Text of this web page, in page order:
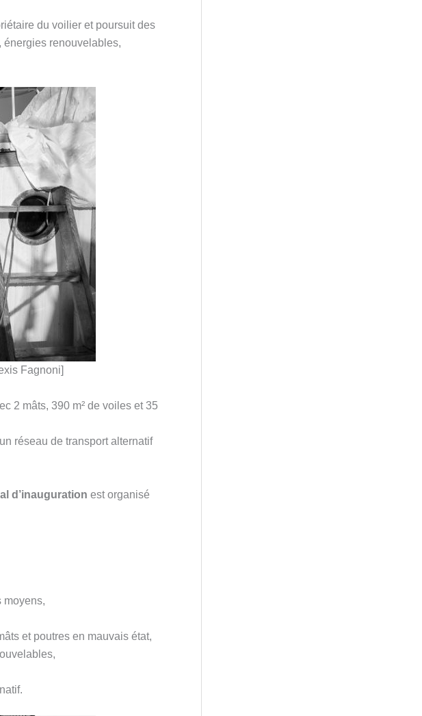
du voilier et poursuit des
énergies renouvelables,
Fagnoni]
2 mâts, 390 m² de voiles et 35
réseau de transport alternatif
d’inauguration est organisé
moyens,
et poutres en mauvais état,